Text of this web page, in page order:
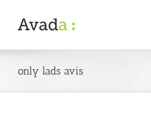
content
only lads avis